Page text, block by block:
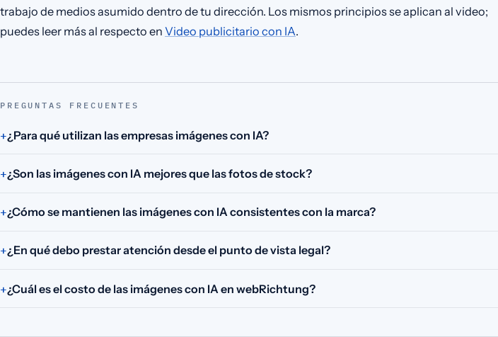
trabajo de medios asumido dentro de tu dirección. Los mismos principios se aplican al video;
puedes leer más al respecto en Video publicitario con IA.
PREGUNTAS FRECUENTES
¿Para qué utilizan las empresas imágenes con IA?
¿Son las imágenes con IA mejores que las fotos de stock?
¿Cómo se mantienen las imágenes con IA consistentes con la marca?
¿En qué debo prestar atención desde el punto de vista legal?
¿Cuál es el costo de las imágenes con IA en webRichtung?